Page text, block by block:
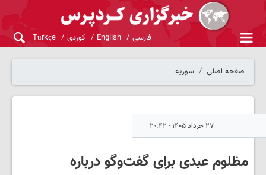
فارسی English کوردی Türkçe
صفحه اصلی سوریه
۲۷ خرداد ۱۴۰۵ - ۲۰:۴۲
مظلوم عبدی برای گفت‌وگو درباره